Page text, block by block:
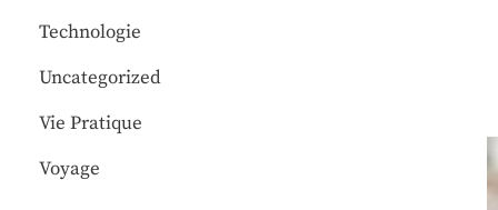
Technologie
Uncategorized
Vie Pratique
Voyage